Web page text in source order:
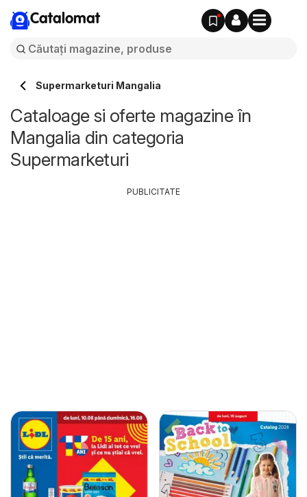
Catalomat
Supermarketuri Mangalia
Cataloage si oferte magazine în
Mangalia din categoria
Supermarketuri
PUBLICITATE